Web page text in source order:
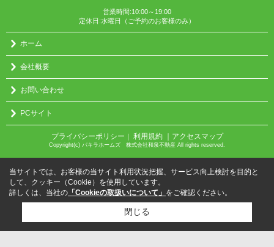
営業時間:10:00～19:00
定休日:水曜日（ご予約のお客様のみ）
ホーム
会社概要
お問い合わせ
PCサイト
プライバシーポリシー 利用規約 ｜アクセスマップ
Copyright(c) パキラホームズ 株式会社和泉不動産 All rights reserved.
当サイトでは、お客様の当サイト利用状況把握、サービス向上検討を目的と
して、クッキー（Cookie）を使用しています。
詳しくは、当社の 「Cookieの取扱いについて」 をご確認ください。
閉じる